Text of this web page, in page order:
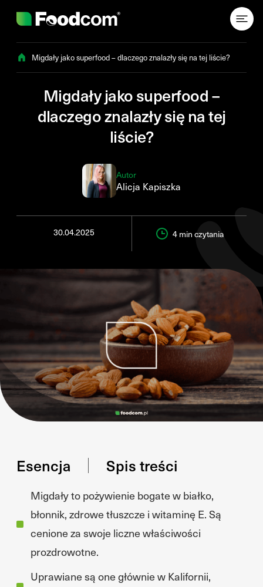
Migdały jako superfood – dlaczego znalazły się na tej liście?
Migdały jako superfood –
dlaczego znalazły się na tej
liście?
Autor
Alicja Kapiszka
30.04.2025 4 min czytania
Esencja Spis treści
Migdały to pożywienie bogate w białko,
błonnik, zdrowe tłuszcze i witaminę E. Są
cenione za swoje liczne właściwości
prozdrowotne.
Uprawiane są one głównie w Kalifornii,